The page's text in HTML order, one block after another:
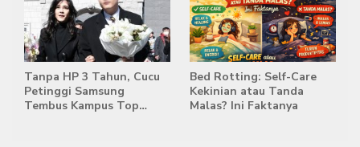
Tanpa HP 3 Tahun, Cucu
Petinggi Samsung
Tembus Kampus Top
Bed Rotting: Self-Care
Kekinian atau Tanda
Malas? Ini Faktanya